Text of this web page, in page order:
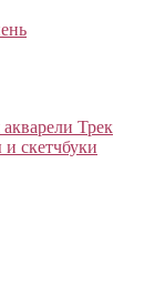
Трек
скетчбуки